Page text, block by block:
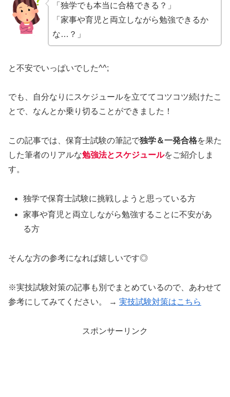
「独学でも本当に合格できる？」
「家事や育児と両立しながら勉強できるか
な…？」
と不安でいっぱいでした^^;
でも、自分なりにスケジュールを立ててコツコツ続けたこ
とで、なんとか乗り切ることができました！
この記事では、保育士試験の筆記で独学＆一発合格を果た
した筆者のリアルな勉強法とスケジュールをご紹介しま
す。
独学で保育士試験に挑戦しようと思っている方
家事や育児と両立しながら勉強することに不安があ
る方
そんな方の参考になれば嬉しいです◎
※実技試験対策の記事も別でまとめているので、あわせて
参考にしてみてください。 → 実技試験対策はこちら
スポンサーリンク